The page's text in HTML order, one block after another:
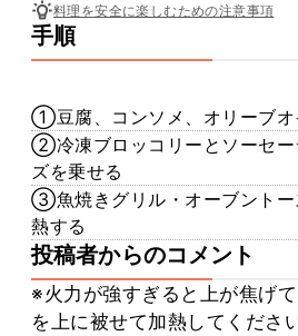
料理を安全に楽しむための注意事項
手順
①豆腐、コンソメ、オリーブオ
②冷凍ブロッコリーとソーセ
ズを乗せる
③魚焼きグリル・オーブントー
熱する
投稿者からのコメント
※火力が強すぎると上が焦げ
を上に被せて加熱してくださ